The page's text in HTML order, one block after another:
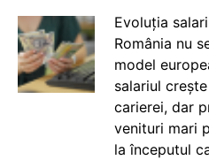
Evoluția
România nu
model
salariul
carierei, dar
venituri mari
la începutul